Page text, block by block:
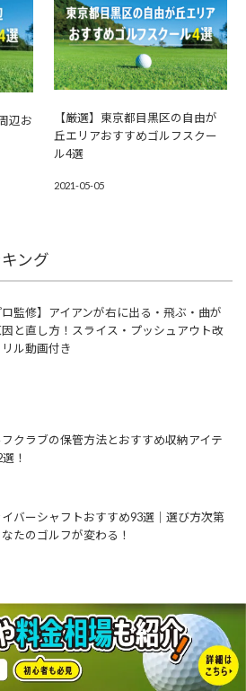
辺お
【厳選】東京都目黒区の自由が
丘エリアおすすめゴルフスクー
ル4選
2021-05-05
ング
ロ監修】アイアンが右に出る・飛ぶ・曲が
因と直し方！スライス・プッシュアウト改
ル動画付き
クラブの保管方法とおすすめ収納アイテ
！
イバーシャフトおすすめ93選│選び方次第
たのゴルフが変わる！
ィリティ用おすすめシャフト17選│自分
た万能クラブにするための選び方